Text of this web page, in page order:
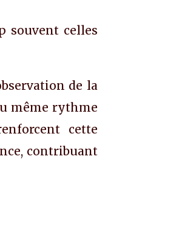
souvent celles
de la
même rythme
cette
contribuant